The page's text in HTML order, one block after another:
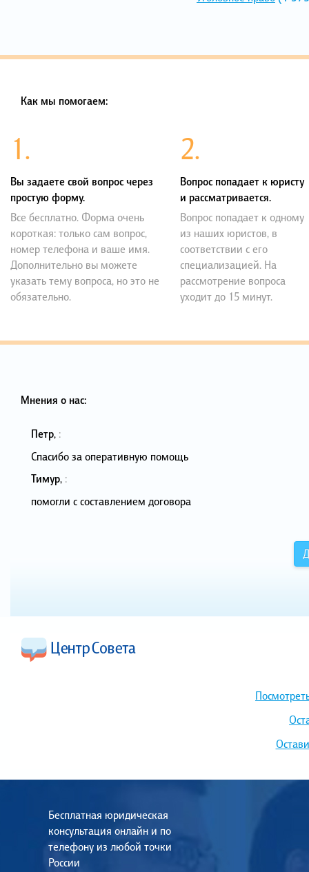
Как мы помогаем:
1.
Вы задаете свой вопрос через
простую форму.
Все бесплатно. Форма очень
короткая: только сам вопрос,
номер телефона и ваше имя.
Дополнительно вы можете
указать тему вопроса, но это не
обязательно.
2.
Вопрос попадает к юристу
и рассматривается.
Вопрос попадает к одному
из наших юристов, в
соответствии с его
специализацией. На
рассмотрение вопроса
уходит до 15 минут.
Мнения о нас:
Петр, :
Спасибо за оперативную помощь
Тимур, :
помогли с составлением договора
Бесплатная юридическая
консультация онлайн и по
телефону из любой точки
России